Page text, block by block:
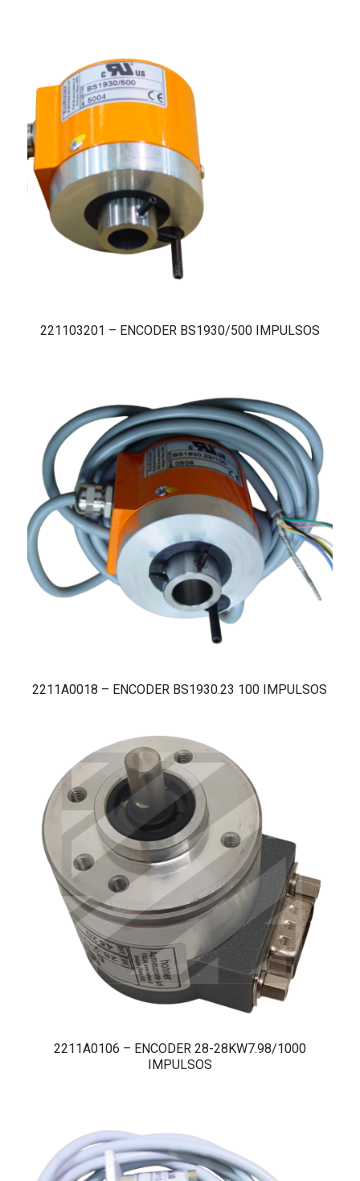
221103201 – ENCODER BS1930/500 IMPULSOS
2211A0018 – ENCODER BS1930.23 100 IMPULSOS
2211A0106 – ENCODER 28-28KW7.98/1000
IMPULSOS